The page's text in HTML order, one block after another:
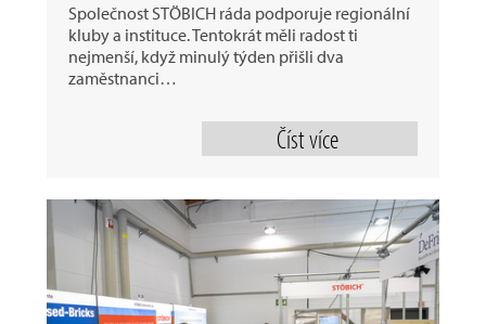
Společnost STÖBICH ráda podporuje regionální
kluby a instituce. Tentokrát měli radost ti
nejmenší, když minulý týden přišli dva
zaměstnanci…
Číst více